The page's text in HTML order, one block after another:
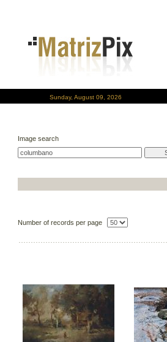
Sunday, August 09, 2026
Image search
Number of records per page